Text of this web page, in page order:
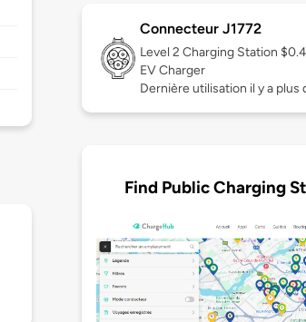
Connecteur J1772
Level 2 Charging Station
EV Charger
Dernière utilisation il y a plus
Find Public Charging